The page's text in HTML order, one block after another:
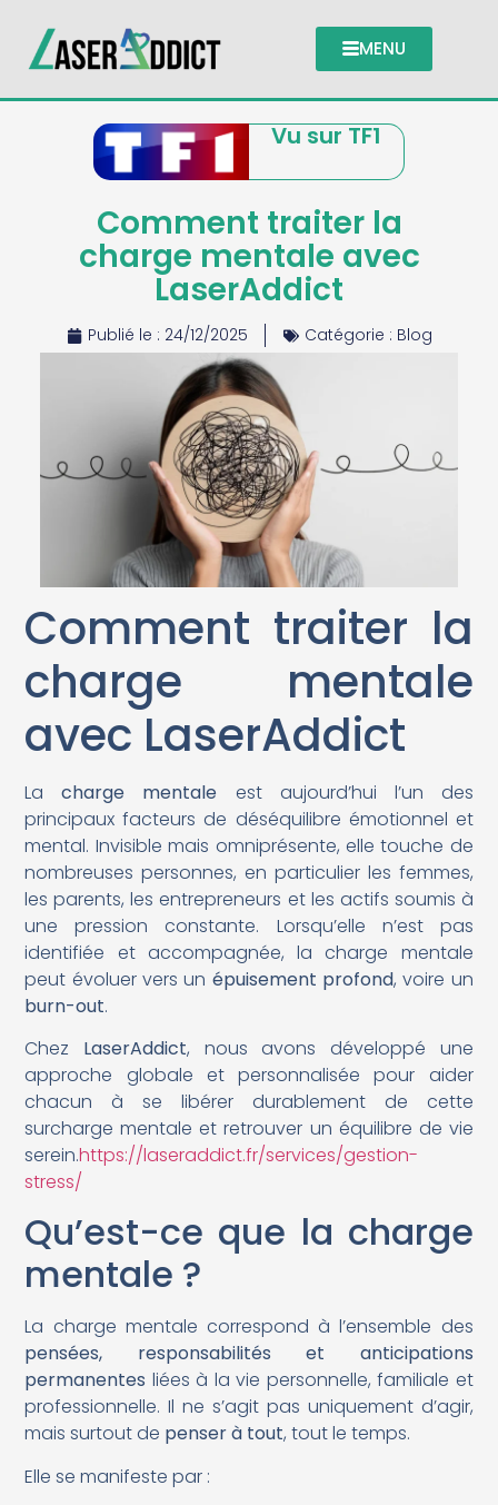
MENU
Vu sur TF1
Comment traiter la
charge mentale avec
LaserAddict
Publié le : 24/12/2025 Catégorie : Blog
Comment traiter la
charge mentale
avec LaserAddict
Lacharge mentale est aujourd’hui l’un des
principaux facteurs de déséquilibre émotionnel et
mental. Invisible mais omniprésente, elle touche de
nombreuses personnes, en particulier les femmes,
les parents, les entrepreneurs et les actifs soumis à
une pression constante. Lorsqu’elle n’est pas
identifiée et accompagnée, la charge mentale
peut évoluer vers un épuisement profond, voire un
burn-out.
Chez LaserAddict, nous avons développé une
approche globale et personnalisée pour aider
chacun à se libérer durablement de cette
surcharge mentale et retrouver un équilibre de vie
serein.https://laseraddict.fr/services/gestion-
stress/
Qu’est-ce que la charge
mentale ?
La charge mentale correspond à l’ensemble des
pensées, responsabilités et anticipations
permanentes liées à la vie personnelle, familiale et
professionnelle. Il ne s’agit pas uniquement d’agir,
mais surtout de penser à tout, tout le temps.
Elle se manifeste par :